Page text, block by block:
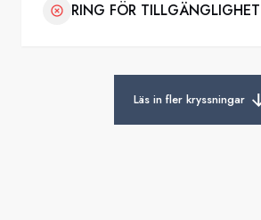
RING FÖR TILLGÄNGLIGHET
Läs in fler kryssningar